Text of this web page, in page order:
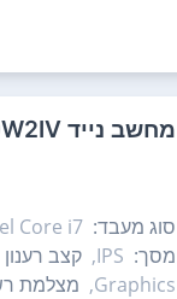
מחשב נייד Lenovo IdeaPad Slim 3 15IRH10 83K100W2IV לנובו
סוג מעבד: Core i7,
מסך: IPS, קצב
Graphics,
מצלמת